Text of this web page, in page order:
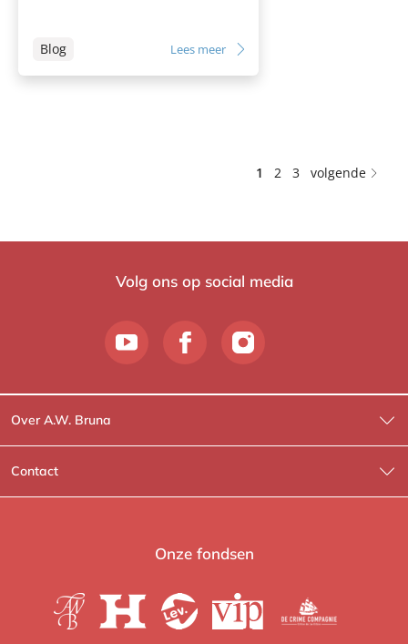
Blog Lees meer
1 2 3 volgende
Volg ons op social media
Over A.W. Bruna
Wat wij doen
Wie is Wie?
Heartbeat
Contact
Contactinformatie
Voor de boekhandels
Onze fondsen